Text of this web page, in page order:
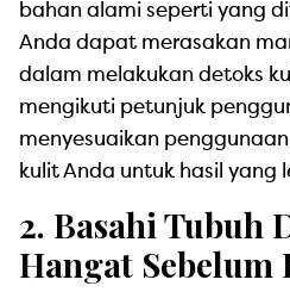
bahan alami seperti yang
Anda dapat merasakan
dalam melakukan detoks
mengikuti petunjuk
menyesuaikan
kulit Anda untuk hasil yang
2. Basahi Tubuh
Hangat Sebelum